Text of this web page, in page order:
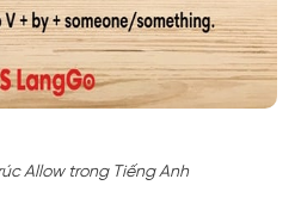
Allow trong Tiếng Anh